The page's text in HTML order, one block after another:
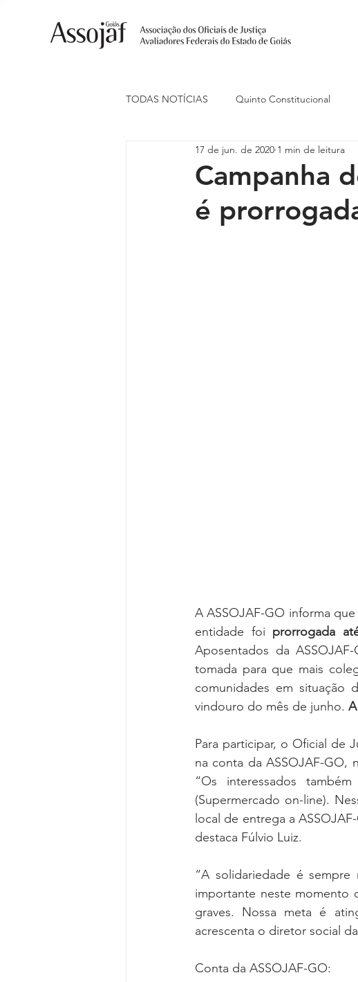
TODAS NOTÍCIAS Quinto Constitucional
Ações Judiciais Carreira Conojaf
Indenização de Transporte
Campanha
é
17 de jun. de 2020 1 min de leitura
A ASSOJAF-GO informa
entidade foi prorrogada
Aposentados da
tomada para que mais
comunidades em situação
vindouro do mês de junho.
Para participar, o Oficial de
na conta da ASSOJAF-GO,
“Os interessados
(Supermercado on-line).
local de entrega a
destaca Fúlvio Luiz.
“A solidariedade é sempre
importante neste momento
graves. Nossa meta é
acrescenta o diretor social
Conta da ASSOJAF-GO: